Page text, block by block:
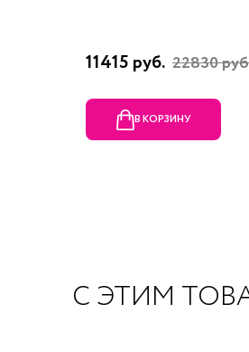
11415 руб. 22830
В КОРЗИНУ
С ЭТИМ